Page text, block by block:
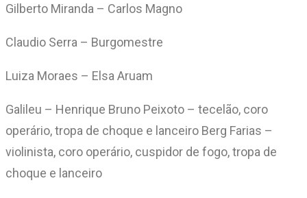
Gilberto Miranda – Carlos Magno
Claudio Serra – Burgomestre
Luiza Moraes – Elsa Aruam
Galileu – Henrique Bruno Peixoto – tecelão, coro
operário, tropa de choque e lanceiro Berg Farias –
violinista, coro operário, cuspidor de fogo, tropa de
choque e lanceiro